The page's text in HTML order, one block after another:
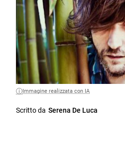
Immagine realizzata con IA
Scritto da Serena De Luca